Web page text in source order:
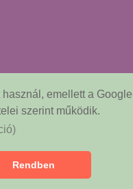
emellett a Google
szerint működik.
Rendben
Dekor és Mentha